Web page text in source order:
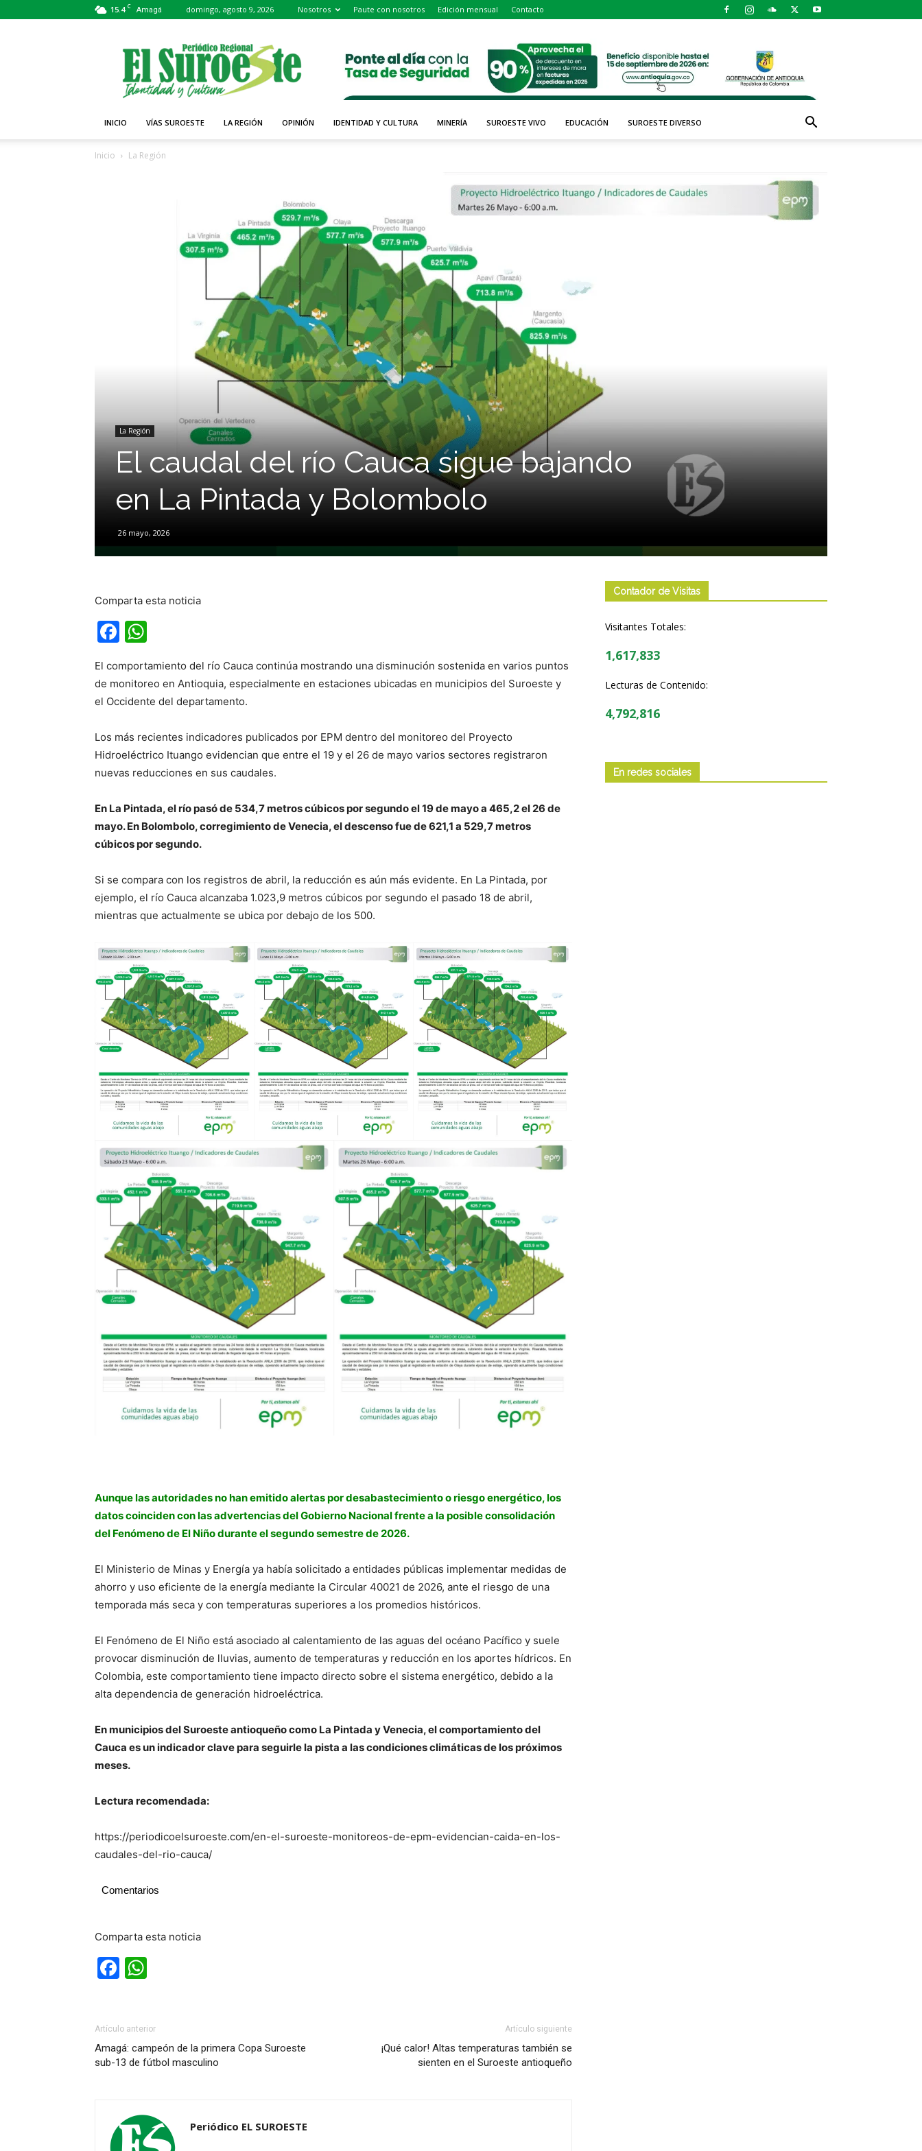
15.4 C Amagá domingo, agosto 9, 2026 Nosotros Paute con nosotros Edición mensual Contacto
Periódico
El
Suroeste
INICIO VÍAS SUROESTE LA REGIÓN OPINIÓN IDENTIDAD Y CULTURA MINERÍA SUROESTE VIVO EDUCACIÓN SUROESTE DIVERSO
Inicio La Región
La Región
El caudal del río Cauca sigue bajando
en La Pintada y Bolombolo
26 mayo, 2026
Comparta esta noticia
Facebook
El comportamiento del río Cauca continúa mostrando una disminución sostenida en varios puntos
de monitoreo en Antioquia, especialmente en estaciones ubicadas en municipios del Suroeste y
el Occidente del departamento.
Los más recientes indicadores publicados por EPM dentro del monitoreo del Proyecto
Hidroeléctrico Ituango evidencian que entre el 19 y el 26 de mayo varios sectores registraron
nuevas reducciones en sus caudales.
En La Pintada, el río pasó de 534,7 metros cúbicos por segundo el 19 de mayo a 465,2 el 26 de
mayo. En Bolombolo, corregimiento de Venecia, el descenso fue de 621,1 a 529,7 metros
cúbicos por segundo.
Si se compara con los registros de abril, la reducción es aún más evidente. En La Pintada, por
ejemplo, el río Cauca alcanzaba 1.023,9 metros cúbicos por segundo el pasado 18 de abril,
mientras que actualmente se ubica por debajo de los 500.
Aunque las autoridades no han emitido alertas por desabastecimiento o riesgo energético, los
datos coinciden con las advertencias del Gobierno Nacional frente a la posible consolidación
del Fenómeno de El Niño durante el segundo semestre de 2026.
El Ministerio de Minas y Energía ya había solicitado a entidades públicas implementar medidas de
ahorro y uso eficiente de la energía mediante la Circular 40021 de 2026, ante el riesgo de una
temporada más seca y con temperaturas superiores a los promedios históricos.
El Fenómeno de El Niño está asociado al calentamiento de las aguas del océano Pacífico y suele
provocar disminución de lluvias, aumento de temperaturas y reducción en los aportes hídricos. En
Colombia, este comportamiento tiene impacto directo sobre el sistema energético, debido a la
alta dependencia de generación hidroeléctrica.
En municipios del Suroeste antioqueño como La Pintada y Venecia, el comportamiento del
Cauca es un indicador clave para seguirle la pista a las condiciones climáticas de los próximos
meses.
Lectura recomendada:
https://periodicoelsuroeste.com/en-el-suroeste-monitoreos-de-epm-evidencian-caida-en-los-
caudales-del-rio-cauca/
Comentarios
Comparta esta noticia
Facebook
Artículo anterior
Amagá: campeón de la primera Copa Suroeste
sub-13 de fútbol masculino
Artículo siguiente
¡Qué calor! Altas temperaturas también se
sienten en el Suroeste antioqueño
Periódico EL SUROESTE
Contador de Visitas
Visitantes Totales:
1,617,833
Lecturas de Contenido:
4,792,816
En redes sociales